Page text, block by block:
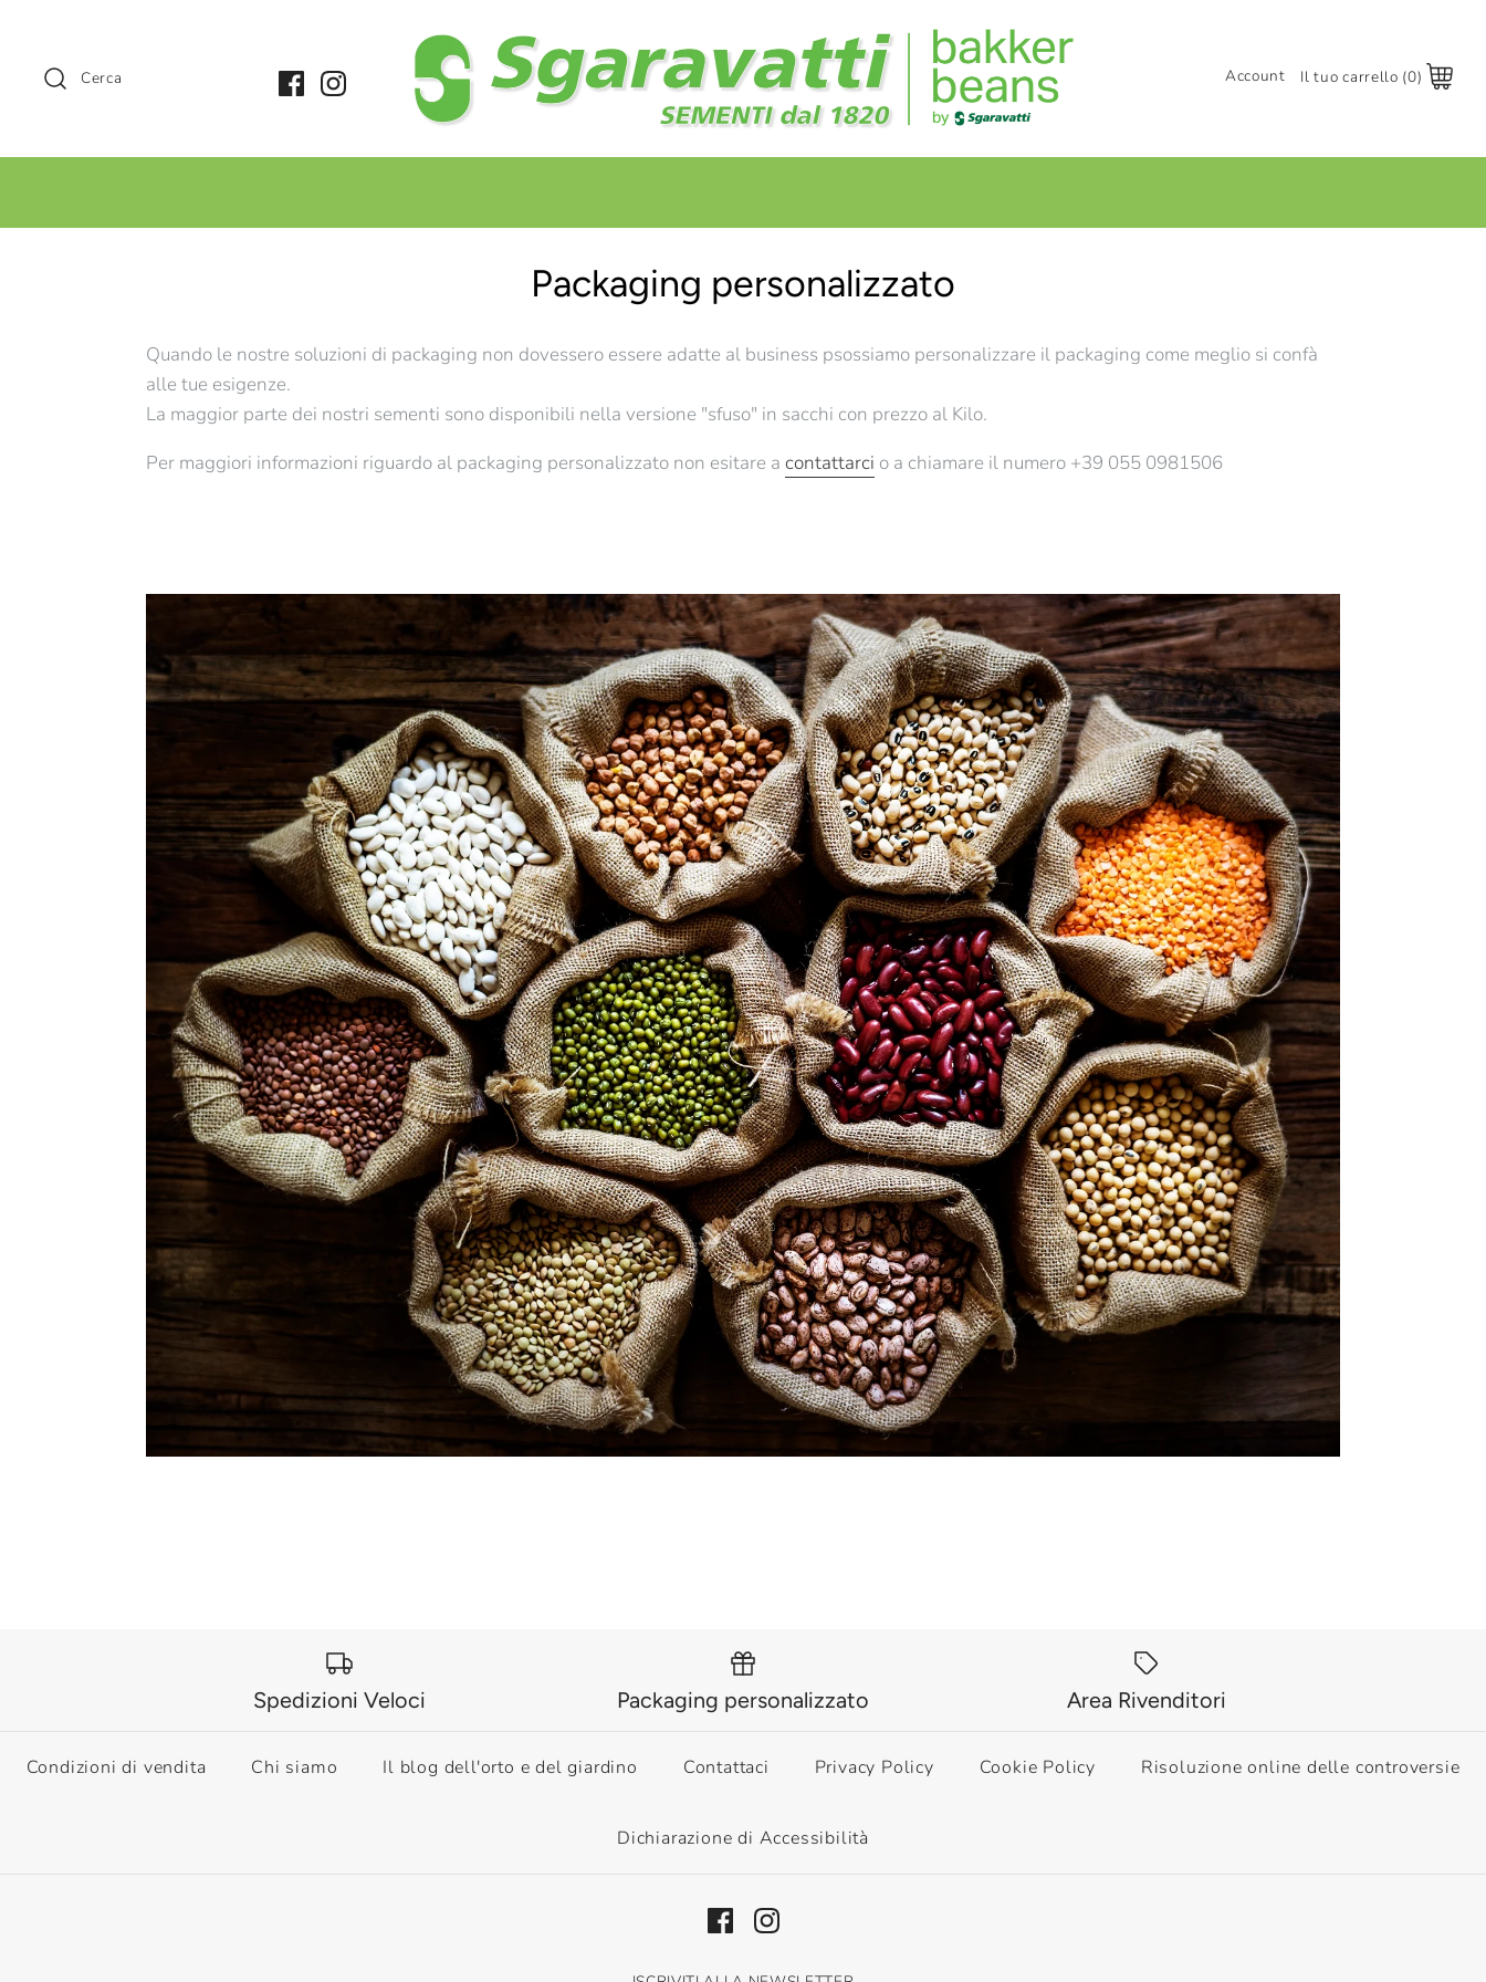
Cerca Account
Registrati
Il tuo carrello (0)
Packaging personalizzato
Quando le nostre soluzioni di packaging non dovessero essere adatte al business psossiamo personalizzare il packaging come meglio si confà
alle tue esigenze.
La maggior parte dei nostri sementi sono disponibili nella versione "sfuso" in sacchi con prezzo al Kilo.
Per maggiori informazioni riguardo al packaging personalizzato non esitare a contattarci o a chiamare il numero +39 055 0981506
Spedizioni Veloci Packaging personalizzato Area Rivenditori
Condizioni di vendita Chi siamo Il blog dell'orto e del giardino Contattaci Privacy Policy Cookie Policy Risoluzione online delle controversie
Dichiarazione di Accessibilità